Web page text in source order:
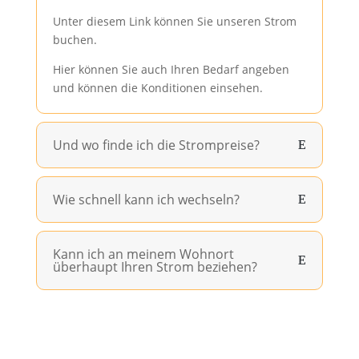
Unter diesem Link können Sie unseren Strom
buchen.
Hier können Sie auch Ihren Bedarf angeben
und können die Konditionen einsehen.
Und wo finde ich die Strompreise?
Wie schnell kann ich wechseln?
Kann ich an meinem Wohnort
überhaupt Ihren Strom beziehen?